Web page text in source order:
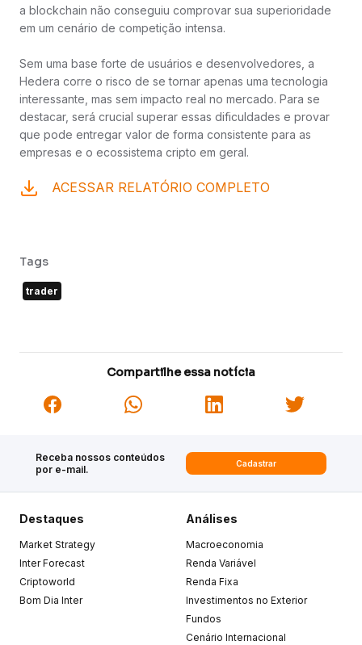
a blockchain não conseguiu comprovar sua superioridade
em um cenário de competição intensa.
Sem uma base forte de usuários e desenvolvedores, a
Hedera corre o risco de se tornar apenas uma tecnologia
interessante, mas sem impacto real no mercado. Para se
destacar, será crucial superar essas dificuldades e provar
que pode entregar valor de forma consistente para as
empresas e o ecossistema cripto em geral.
ACESSAR RELATÓRIO COMPLETO
Tags
trader
Compartilhe essa notícia
Receba nossos conteúdos
por e-mail.
Cadastrar
Destaques
Market Strategy
Inter Forecast
Criptoworld
Bom Dia Inter
Análises
Macroeconomia
Renda Variável
Renda Fixa
Investimentos no Exterior
Fundos
Cenário Internacional